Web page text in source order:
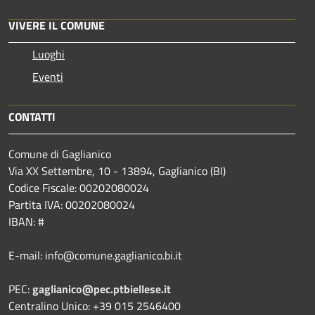
VIVERE IL COMUNE
Luoghi
Eventi
CONTATTI
Comune di Gaglianico
Via XX Settembre, 10 - 13894, Gaglianico (BI)
Codice Fiscale: 00202080024
Partita IVA: 00202080024
IBAN: #
E-mail: info@comune.gaglianico.bi.it
PEC:gaglianico@pec.ptbiellese.it
Centralino Unico: +39 015 2546400